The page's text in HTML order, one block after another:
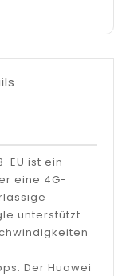
EU ist ein
eine 4G-
unterstützt
Der Huawei